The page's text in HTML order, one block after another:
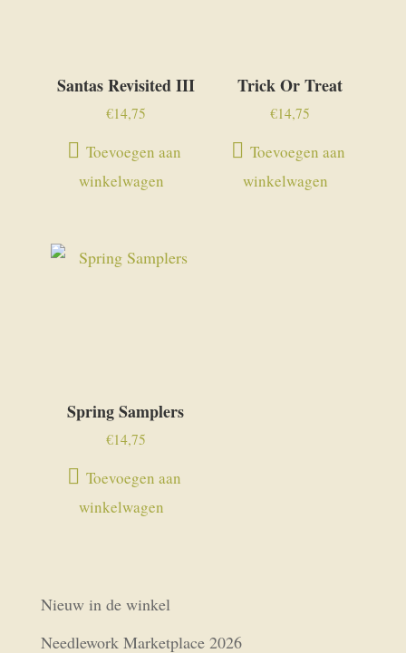
Santas Revisited III
€14,75
Toevoegen aan
winkelwagen
Trick Or Treat
€14,75
Toevoegen aan
winkelwagen
Spring Samplers
€14,75
Toevoegen aan
winkelwagen
Nieuw in de winkel
Needlework Marketplace 2026